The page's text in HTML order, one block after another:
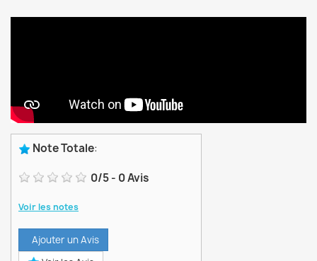
Note Totale:
0/5- 0Avis
Voir les notes
Ajouter un Avis